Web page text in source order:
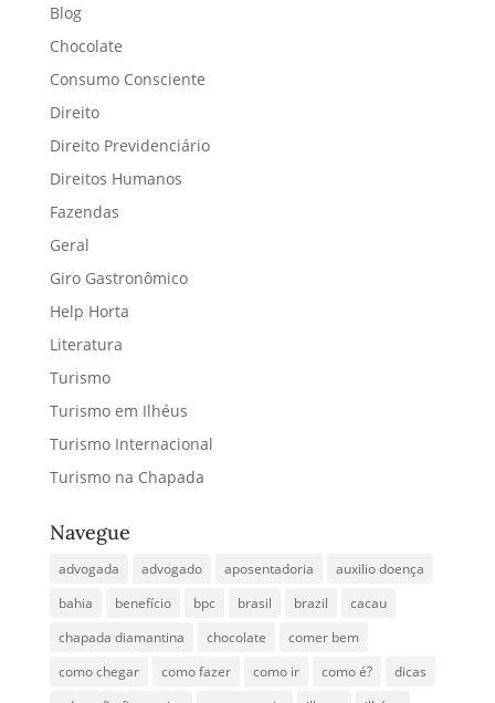
Blog
Chocolate
Consumo Consciente
Direito
Direito Previdenciário
Direitos Humanos
Fazendas
Geral
Giro Gastronômico
Help Horta
Literatura
Turismo
Turismo em Ilhéus
Turismo Internacional
Turismo na Chapada
Navegue
advogada advogado aposentadoria
auxilio doença
bahia
benefício bpc brasil brazil
cacau
chapada diamantina
chocolate
comer bem
como chegar
como fazer como ir como é?
dicas